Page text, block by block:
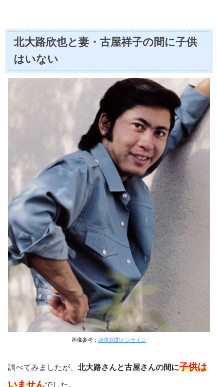
北大路欣也と妻・古屋祥子の間に子供
はいない
画像参考： 讀賣新聞オンライン
調べてみましたが、 北大路さんと古屋さんの間に子供は
いませんでした。